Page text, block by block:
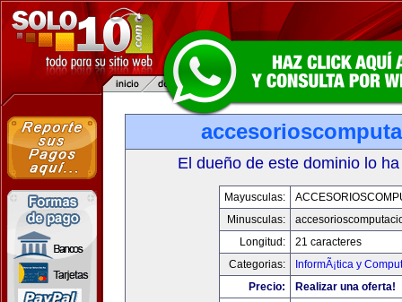
El dueño de este dominio lo
Mayusculas:
Minusculas:
Longitud:
21 caracteres
Categorias:
InformÃ¡tica y
Precio:
Realizar una oferta!